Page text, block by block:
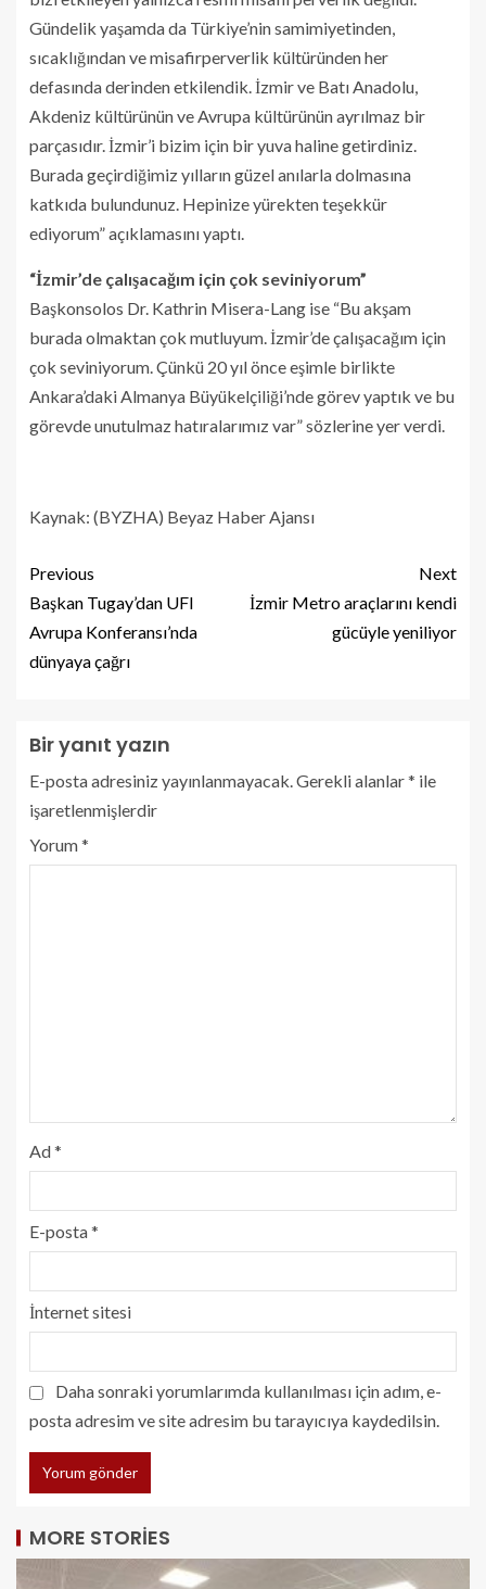
Gündelik yaşamda da Türkiye’nin samimiyetinden,
sıcaklığından ve misafirperverlik kültüründen her
defasında derinden etkilendik. İzmir ve Batı Anadolu,
Akdeniz kültürünün ve Avrupa kültürünün ayrılmaz bir
parçasıdır. İzmir’i bizim için bir yuva haline getirdiniz.
Burada geçirdiğimiz yılların güzel anılarla dolmasına
katkıda bulundunuz. Hepinize yürekten teşekkür
ediyorum” açıklamasını yaptı.
“İzmir’de çalışacağım için çok seviniyorum”
Başkonsolos Dr. Kathrin Misera-Lang ise “Bu akşam
burada olmaktan çok mutluyum. İzmir’de çalışacağım için
çok seviniyorum. Çünkü 20 yıl önce eşimle birlikte
Ankara’daki Almanya Büyükelçiliği’nde görev yaptık ve bu
görevde unutulmaz hatıralarımız var” sözlerine yer verdi.
Kaynak: (BYZHA) Beyaz Haber Ajansı
Previous
Başkan Tugay’dan UFI
Avrupa Konferansı’nda
dünyaya çağrı
Next
İzmir Metro araçlarını kendi
gücüyle yeniliyor
Bir yanıt yazın
E-posta adresiniz yayınlanmayacak. Gerekli alanlar* ile
işaretlenmişlerdir
Yorum*
Ad*
E-posta*
İnternet sitesi
Daha sonraki yorumlarımda kullanılması için adım, e-
posta adresim ve site adresim bu tarayıcıya kaydedilsin.
MORE STORIES